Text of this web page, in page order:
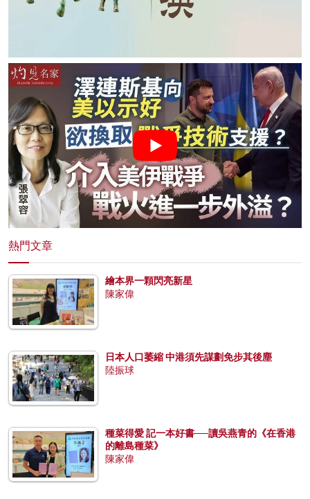
熱門文章
繪本界一顆閃亮新星
陳家偉
日本人口萎縮 中港須先謀劃免步其後塵
陸振球
種菜得愛 記一本好書──讀吳燕青的《在香港
的離島種菜》
陳家偉